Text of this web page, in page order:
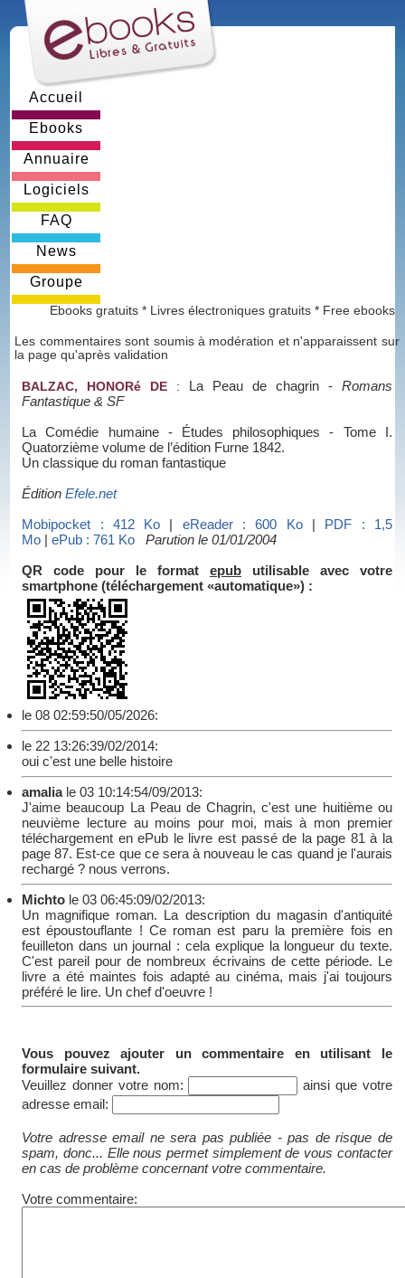
Accueil
Ebooks
Annuaire
Logiciels
FAQ
News
Groupe
Ebooks gratuits * Livres électroniques gratuits * Free ebooks
Les commentaires sont soumis à modération et n'apparaissent sur
la page qu'après validation
BALZAC, HONORé DE : La Peau de chagrin- Romans
Fantastique & SF
La Comédie humaine - Études philosophiques - Tome I.
Quatorzième volume de l’édition Furne 1842.
Un classique du roman fantastique
ÉditionEfele.net
Mobipocket : 412 Ko | eReader : 600 Ko| PDF : 1,5
Mo |ePub : 761 Ko
Parution le 01/01/2004
QR code pour le format epubutilisable avec votre
smartphone (téléchargement «automatique») :
le 08 02:59:50/05/2026:
le 22 13:26:39/02/2014:
oui c'est une belle histoire
amaliale 03 10:14:54/09/2013:
J'aime beaucoup La Peau de Chagrin, c'est une huitième ou
neuvième lecture au moins pour moi, mais à mon premier
téléchargement en ePub le livre est passé de la page 81 à la
page 87. Est-ce que ce sera à nouveau le cas quand je l'aurais
rechargé ? nous verrons.
Michto le 03 06:45:09/02/2013:
Un magnifique roman. La description du magasin d'antiquité
est époustouflante ! Ce roman est paru la première fois en
feuilleton dans un journal : cela explique la longueur du texte.
C'est pareil pour de nombreux écrivains de cette période. Le
livre a été maintes fois adapté au cinéma, mais j'ai toujours
préféré le lire. Un chef d'oeuvre !
Vous pouvez ajouter un commentaire en utilisant le
formulaire suivant.
Veuillez donner votre nom:
ainsi que votre
adresse email:
Votre adresse email ne sera pas publiée - pas de risque de
spam, donc... Elle nous permet simplement de vous contacter
en cas de problème concernant votre commentaire.
Votre commentaire: